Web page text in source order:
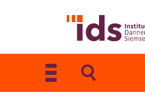
Toggle
navigation